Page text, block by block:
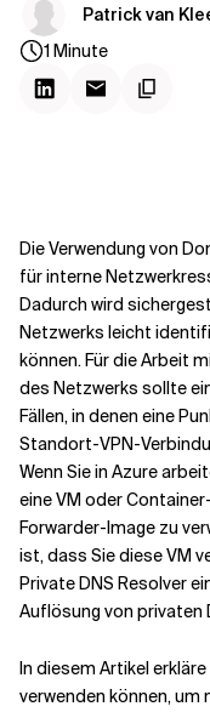
Verwandte Themen
Patrick van
1Minute
Die Verwendung von
für interne
Dadurch wird
Netzwerks leicht
können. Für die Arbeit
des Netzwerks sollte
Fällen, in denen eine
Standort-VPN-
Wenn Sie in Azure
eine VM oder
Forwarder-Image zu
ist, dass Sie diese VM
Private DNS Resolver
Auflösung von privaten
In diesem Artikel erkläre
verwenden können, um